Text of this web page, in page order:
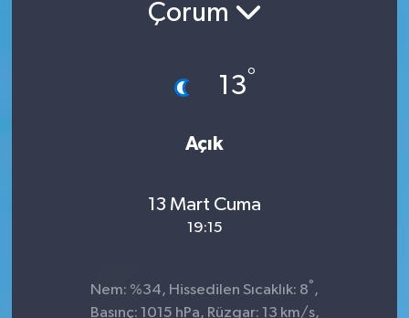
Çorum
13°
Açık
13 Mart Cuma
19:15
Nem: %34, Hissedilen Sıcaklık: 8° ,
Basınç: 1015 hPa, Rüzgar: 13 km/s,